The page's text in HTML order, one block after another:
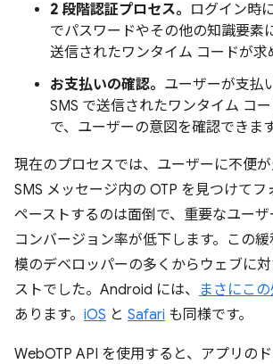
2 段階認証プロセス。 ログイン時
でパスワードやその他の知識要素
送信されたワンタイム コードが求
お支払いの確認。 ユーザーが支払
SMS で送信されたワンタイム コ
で、ユーザーの意図を確認できます
現在のプロセスでは、ユーザーに不便が
SMS メッセージ内の OTP を見つけてフ
ペーストするのは面倒で、重要なユー
コンバージョン率が低下します。この
模のデベロッパーの多くからウェブに
ストでした。Android には、
まさにこ
あります。 iOS と Safari も同様です。
WebOTP API を使用すると、アプリの